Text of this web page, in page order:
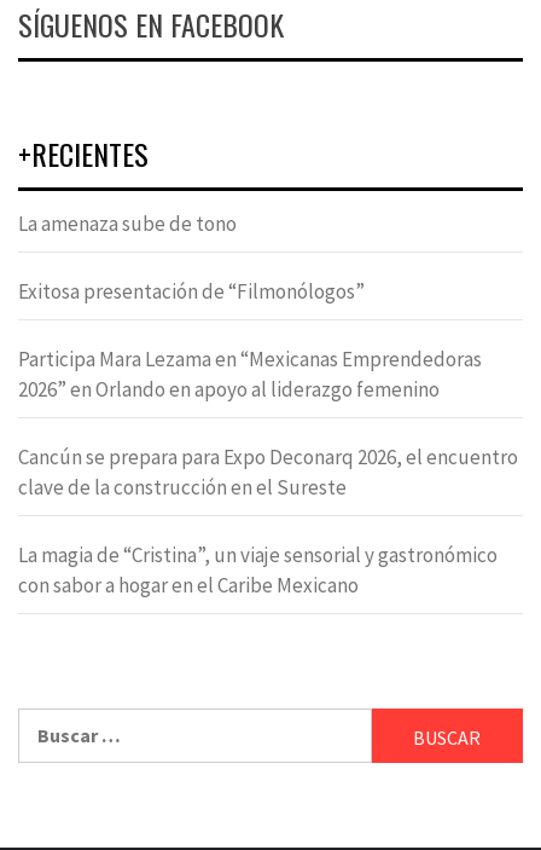
SÍGUENOS EN FACEBOOK
+RECIENTES
La amenaza sube de tono
Exitosa presentación de “Filmonólogos”
Participa Mara Lezama en “Mexicanas Emprendedoras
2026” en Orlando en apoyo al liderazgo femenino
Cancún se prepara para Expo Deconarq 2026, el encuentro
clave de la construcción en el Sureste
La magia de “Cristina”, un viaje sensorial y gastronómico
con sabor a hogar en el Caribe Mexicano